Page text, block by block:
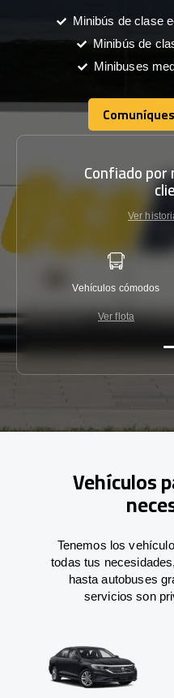
Minibús de clase
Minibús de
Minibuses
Confiado por
Ver
Vehículos cómodos
Ver flota
Vehículos
Tenemos los
todas tus
hasta autobuses
servicios son